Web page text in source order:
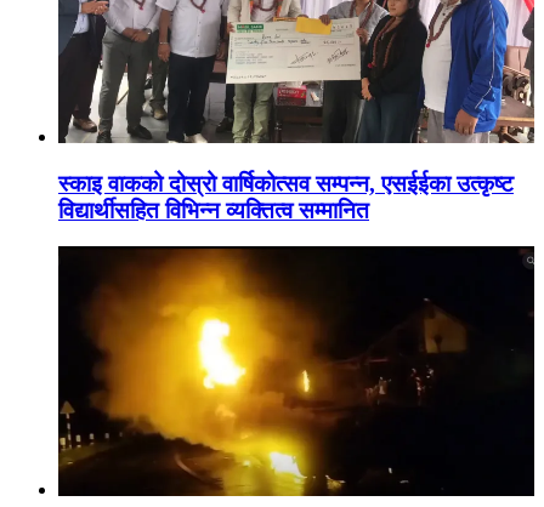
स्काइ वाकको दोस्रो वार्षिकोत्सव सम्पन्न, एसईईका उत्कृष्ट
विद्यार्थीसहित विभिन्न व्यक्तित्व सम्मानित